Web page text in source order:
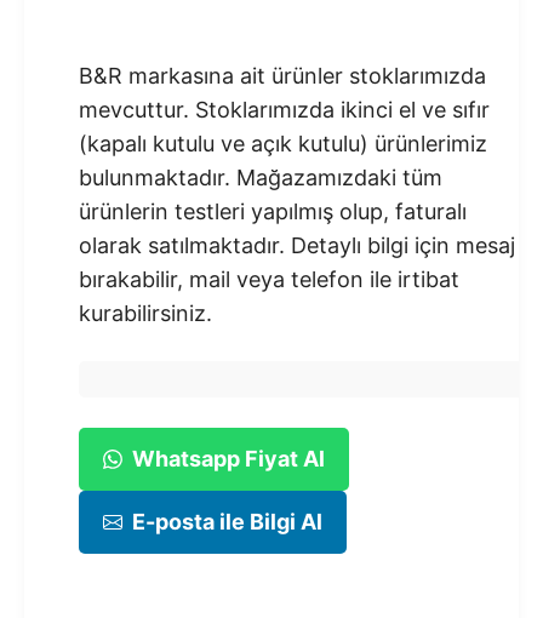
B&R markasına ait ürünler stoklarımızda
mevcuttur. Stoklarımızda ikinci el ve sıfır
(kapalı kutulu ve açık kutulu) ürünlerimiz
bulunmaktadır.​ Mağazamızdaki tüm
ürünlerin testleri yapılmış olup, faturalı
olarak satılmaktadır. Detaylı bilgi için mesaj
bırakabilir, mail veya telefon ile irtibat
kurabilirsiniz.
Whatsapp Fiyat Al
E-posta ile Bilgi Al